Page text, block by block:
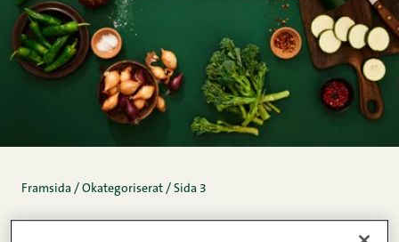
Framsida / Okategoriserat / Sida 3